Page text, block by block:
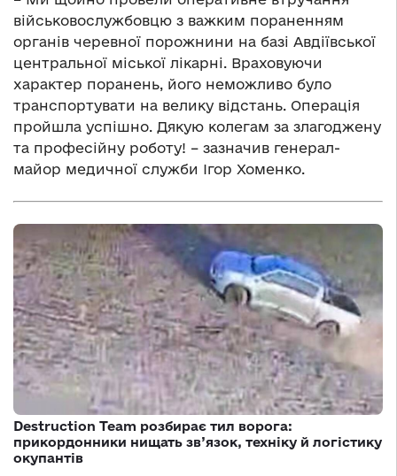
військовослужбовцю з важким пораненням
органів черевної порожнини на базі Авдіївської
центральної міської лікарні. Враховуючи
характер поранень, його неможливо було
транспортувати на велику відстань. Операція
пройшла успішно. Дякую колегам за злагоджену
та професійну роботу! – зазначив генерал-
майор медичної служби Ігор Хоменко.
Destruction Team розбирає тил ворога:
прикордонники нищать зв’язок, техніку й логістику
окупантів